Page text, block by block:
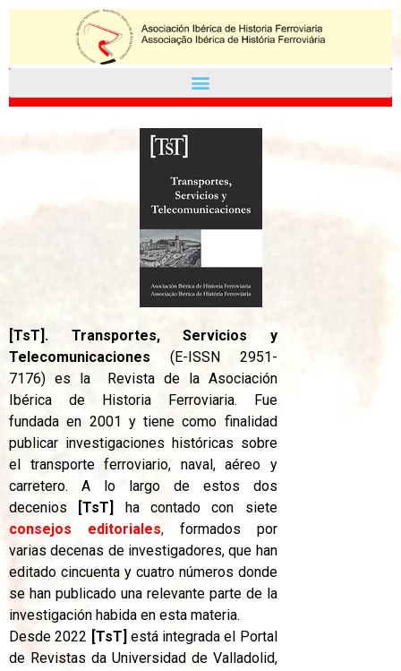
[TsT]. Transportes, Servicios y
Telecomunicaciones (E-ISSN 2951-
7176) es la Revista de la Asociación
Ibérica de Historia Ferroviaria. Fue
fundada en 2001 y tiene como finalidad
publicar investigaciones históricas sobre
el transporte ferroviario, naval, aéreo y
carretero. A lo largo de estos dos
decenios
[TsT]
ha contado con siete
consejos editoriales,formados por
varias decenas de investigadores, que han
editado cincuenta y cuatro números donde
se han publicado una relevante parte de la
investigación habida en esta materia.
Desde 2022 [TsT] está integrada el Portal
de Revistas da Universidad de Valladolid,